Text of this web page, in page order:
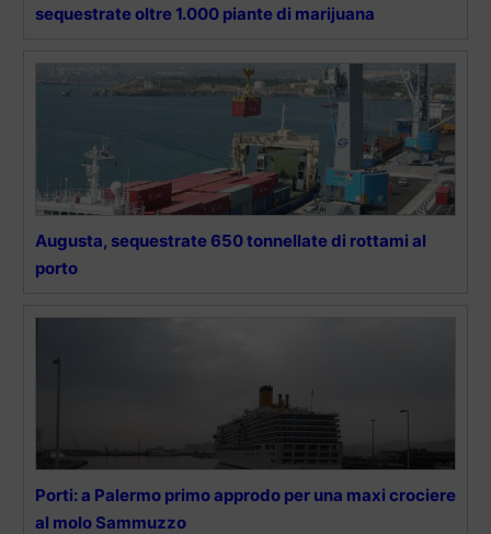
sequestrate oltre 1.000 piante di marijuana
Augusta, sequestrate 650 tonnellate di rottami al
porto
Porti: a Palermo primo approdo per una maxi crociere
al molo Sammuzzo